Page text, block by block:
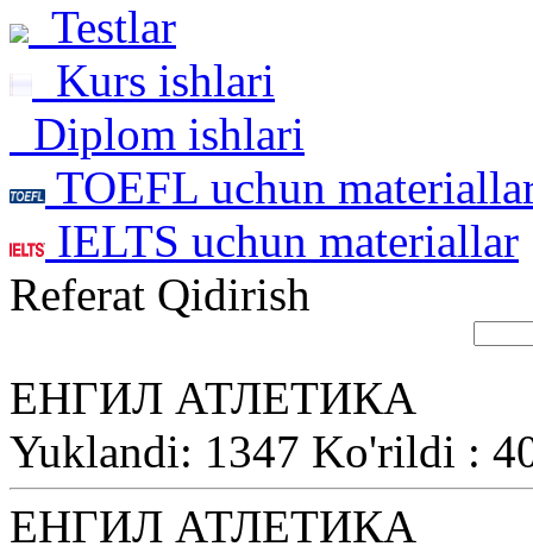
Testlar
Kurs ishlari
Diplom ishlari
TOEFL uchun
IELTS uchun materiallar
Referat Qidirish
ЕНГИЛ АТЛЕТИКА
Yuklandi: 1347 Ko'rildi :
ЕНГИЛ АТЛЕТИКА